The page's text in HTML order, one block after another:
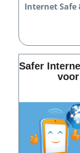
Internet Safe
Safer